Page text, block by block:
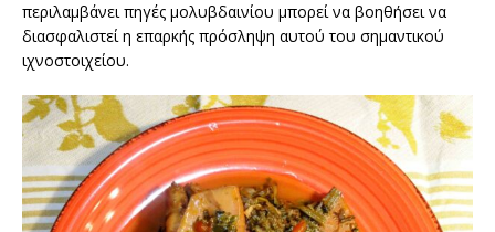
περιλαμβάνει πηγές μολυβδαινίου μπορεί να βοηθήσει να
διασφαλιστεί η επαρκής πρόσληψη αυτού του σημαντικού
ιχνοστοιχείου.